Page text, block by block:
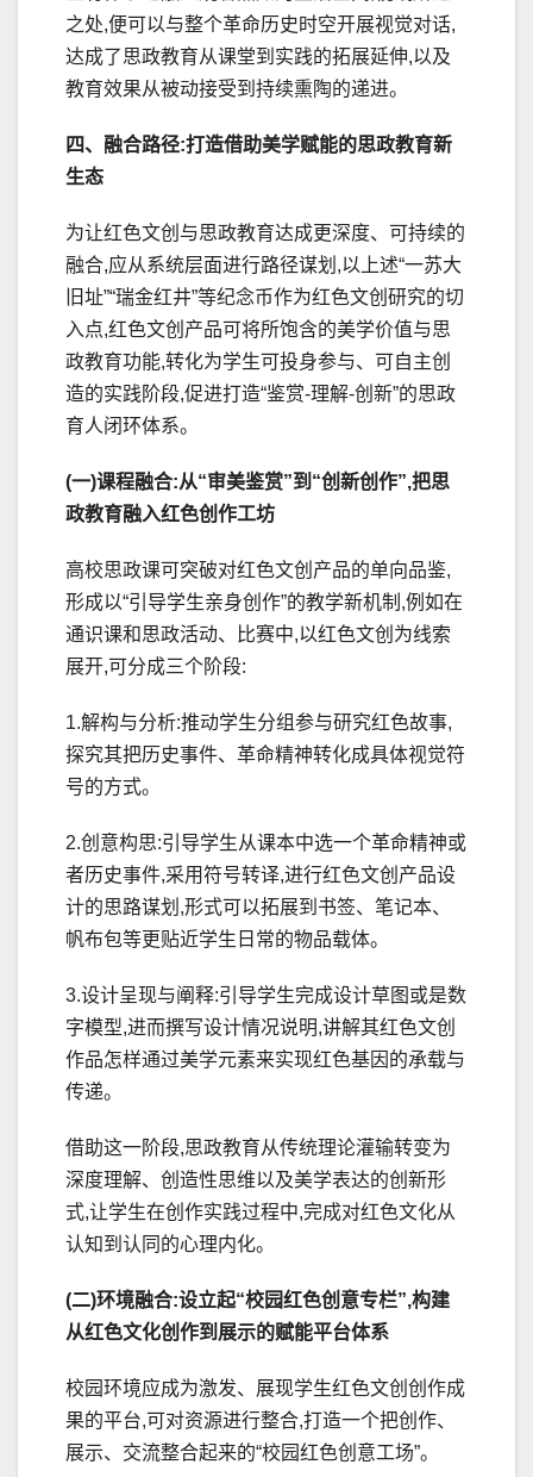
之处,便可以与整个革命历史时空开展视觉对话,
达成了思政教育从课堂到实践的拓展延伸,以及
教育效果从被动接受到持续熏陶的递进。
四、融合路径:打造借助美学赋能的思政教育新
生态
为让红色文创与思政教育达成更深度、可持续的
融合,应从系统层面进行路径谋划,以上述“一苏大
旧址”“瑞金红井”等纪念币作为红色文创研究的切
入点,红色文创产品可将所饱含的美学价值与思
政教育功能,转化为学生可投身参与、可自主创
造的实践阶段,促进打造“鉴赏-理解-创新”的思政
育人闭环体系。
(一)课程融合:从“审美鉴赏”到“创新创作”,把思
政教育融入红色创作工坊
高校思政课可突破对红色文创产品的单向品鉴,
形成以“引导学生亲身创作”的教学新机制,例如在
通识课和思政活动、比赛中,以红色文创为线索
展开,可分成三个阶段:
1.解构与分析:推动学生分组参与研究红色故事,
探究其把历史事件、革命精神转化成具体视觉符
号的方式。
2.创意构思:引导学生从课本中选一个革命精神或
者历史事件,采用符号转译,进行红色文创产品设
计的思路谋划,形式可以拓展到书签、笔记本、
帆布包等更贴近学生日常的物品载体。
3.设计呈现与阐释:引导学生完成设计草图或是数
字模型,进而撰写设计情况说明,讲解其红色文创
作品怎样通过美学元素来实现红色基因的承载与
传递。
借助这一阶段,思政教育从传统理论灌输转变为
深度理解、创造性思维以及美学表达的创新形
式,让学生在创作实践过程中,完成对红色文化从
认知到认同的心理内化。
(二)环境融合:设立起“校园红色创意专栏”,构建
从红色文化创作到展示的赋能平台体系
校园环境应成为激发、展现学生红色文创创作成
果的平台,可对资源进行整合,打造一个把创作、
展示、交流整合起来的“校园红色创意工场”。